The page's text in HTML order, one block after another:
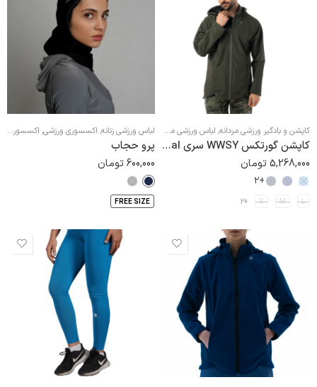
کاپشن و بادگیر ورزشی مردانه, لباس ورزشی مردانه ,مومنتوم
کاپشن گورتکس WWSY سری Essential
5,268,000تومان
+2
L
M
S
+2
لباس ورزشی زنانه, اکسسوری ورزشی, اکسسوری ورزشی زنانه
پرو حجاب
600,000تومان
FREE SIZE